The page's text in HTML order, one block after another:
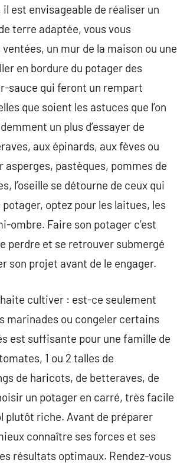
est envisageable de réaliser un
terre adaptée, vous vous
un mur de la maison ou une
en bordure du potager des
sauce qui feront un rempart
que soient les astuces que l’on
un plus d’essayer de
aux épinards, aux fèves ou
asperges, pastèques, pommes de
l’oseille se détourne de ceux qui
optez pour les laitues, les
ombre. Faire son potager c’est
perdre et se retrouver submergé
son projet avant de le engager.
cultiver : est-ce seulement
marinades ou congeler certains
est suffisante pour une famille de
1 ou 2 talles de
de haricots, de betteraves, de
un potager en carré, très facile
plutôt riche. Avant de préparer
connaître ses forces et ses
résultats optimaux. Rendez-vous